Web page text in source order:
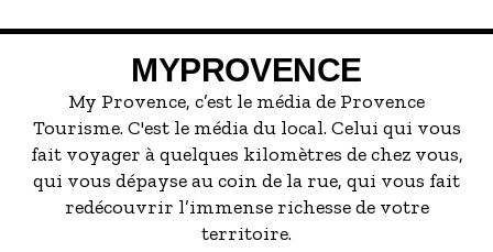
servir la meilleure...
MYPROVENCE
My Provence, c’est le média de Provence
Tourisme. C'est le média du local. Celui qui vous
fait voyager à quelques kilomètres de chez vous,
qui vous dépayse au coin de la rue, qui vous fait
redécouvrir l’immense richesse de votre
territoire.